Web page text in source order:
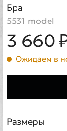
Бра
5531 model
3 660
Ожидаем в
Размеры